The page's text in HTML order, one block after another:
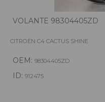
VOLANTE 98304405ZD
CITROËN C4 CACTUS SHINE
OEM: 98304405ZD
ID: 912475